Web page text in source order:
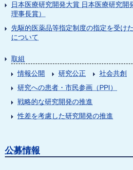
日本医療研究開発大賞 日本医療研究開
理事長賞）
先駆的医薬品等指定制度の指定を受け
について
取組
情報公開
研究公正
社会共創
研究への患者・市民参画（PPI）
戦略的な研究開発の推進
性差を考慮した研究開発の推進
公募情報